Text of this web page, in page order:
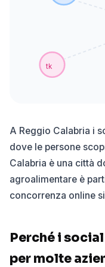
tk
A Reggio Calabria i
dove le persone
Calabria è una città
agroalimentare è
concorrenza online
Perché i
per molte